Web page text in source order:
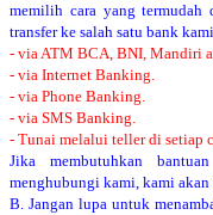
memilih cara yang termudah
transfer ke salah satu bank
- via ATM BCA, BNI, Mandiri
- via Internet Banking.
- via Phone Banking.
- via SMS Banking.
- Tunai melalui teller di setiap
Jika membutuhkan
menghubungi kami, kami akan
B. Jangan lupa untuk